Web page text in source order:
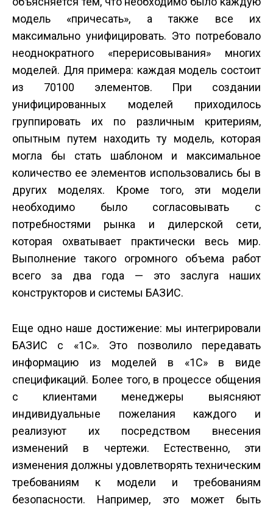
модель «причесать», а также все их
максимально унифицировать. Это потребовало
неоднократного «перерисовывания» многих
моделей. Для примера: каждая модель состоит
из 70­100 элементов. При создании
унифицированных моделей приходилось
группировать их по различным критериям,
опытным путем находить ту модель, которая
могла бы стать шаблоном и максимальное
количество ее элементов использовались бы в
других моделях. Кроме того, эти модели
необходимо было согласовывать с
потребностями рынка и дилерской сети,
которая охватывает практически весь мир.
Выполнение такого огромного объема работ
всего за два года — это заслуга наших
конструкторов и системы БАЗИС.
Еще одно наше достижение: мы интегрировали
БАЗИС с «1С». Это позволило передавать
информацию из моделей в «1С» в виде
спецификаций. Более того, в процессе общения
с клиентами менеджеры выясняют
индивидуальные пожелания каждого и
реализуют их посредством внесения
изменений в чертежи. Естественно, эти
изменения должны удовлетворять техническим
требованиям к модели и требованиям
безопасности. Например, это может быть